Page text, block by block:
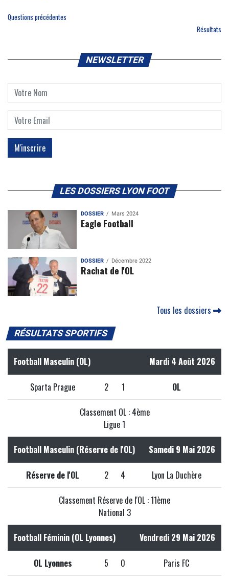
Questions précédentes
Résultats
NEWSLETTER
LES DOSSIERS LYON FOOT
DOSSIER Mars 2024
Eagle Football
DOSSIER Décembre 2022
Rachat de l'OL
Tous les dossiers
RÉSULTATS SPORTIFS
Football Masculin (OL) Mardi 4 Août 2026
Sparta Prague 2 1 OL
Classement OL : 4ème
Ligue 1
Football Masculin (Réserve de l'OL) Samedi 9 Mai 2026
Réserve de l'OL 2 4 Lyon La Duchère
Classement Réserve de l'OL : 11ème
National 3
Football Féminin (OL Lyonnes) Vendredi 29 Mai 2026
OL Lyonnes 5 0 Paris FC